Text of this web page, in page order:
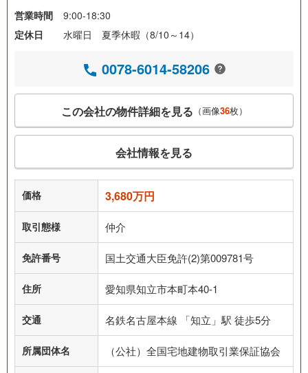
営業時間
9:00-18:30
定休日
水曜日 夏季休暇（8/10～14）
0078-6014-58206
この会社の物件詳細を見る （画像36枚）
会社情報を見る
価格 3,680万円
取引態様 仲介
免許番号 国土交通大臣免許(2)第009781号
住所 愛知県知立市本町本40-1
交通 名鉄名古屋本線 「知立」駅 徒歩5分
所属団体名 （公社）全国宅地建物取引業保証協会